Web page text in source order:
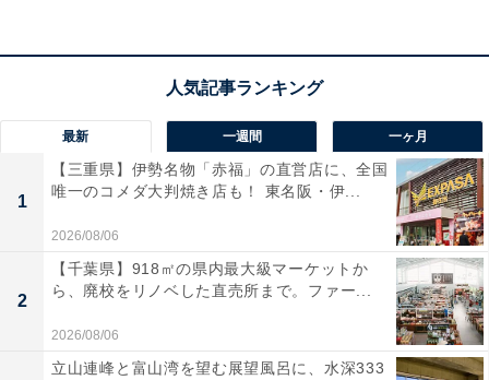
Liquid Retinaディスプレイ は、映画鑑賞やイラスト制作
にも最適。一日中使える安心のバッテリーと高速なWi-Fi
6対応で、毎日のエンタメや仕事がもっと快適になりま
すね！
Apple「11 インチ iPad (A16)」の口コミは？
Apple「11 インチ iPad (A16)」には以下のような口コミ
が寄せられています。
最新 一週間 一ヶ月
1
【三重県】伊勢名物「赤福」の直営店に、全国
唯一のコメダ大判焼き店も！ 東名阪・伊...
2026/08/06
2
【千葉県】918㎡の県内最大級マーケットか
ら、廃校をリノベした直売所まで。ファー...
2026/08/06
立山連峰と富山湾を望む展望風呂に、水深333